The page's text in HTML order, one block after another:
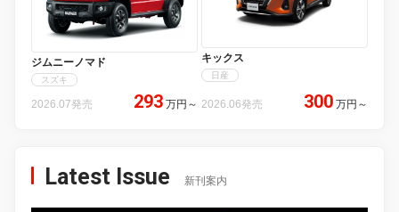
ジムニーノマド
スズキ
2026.07発売 293 万円 ～
キックス
日産
2026.06発売 300 万円 ～
Latest Issue 新刊案内